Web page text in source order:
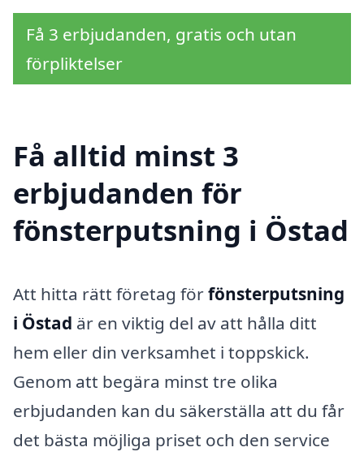
Få 3 erbjudanden, gratis och utan
förpliktelser
Få alltid minst 3
erbjudanden för
fönsterputsning i Östad
Att hitta rätt företag förfönsterputsning
i Östad är en viktig del av att hålla ditt
hem eller din verksamhet i toppskick.
Genom att begära minst tre olika
erbjudanden kan du säkerställa att du får
det bästa möjliga priset och den service